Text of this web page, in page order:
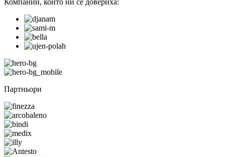
Компании, които ни се довериха:
Партньори